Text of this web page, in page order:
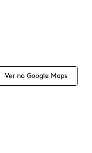
Ver no Google Maps